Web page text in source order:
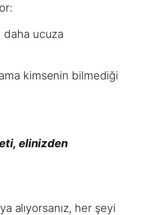
daha ucuza
kimsenin bilmediği
elinizden
alıyorsanız, her şeyi